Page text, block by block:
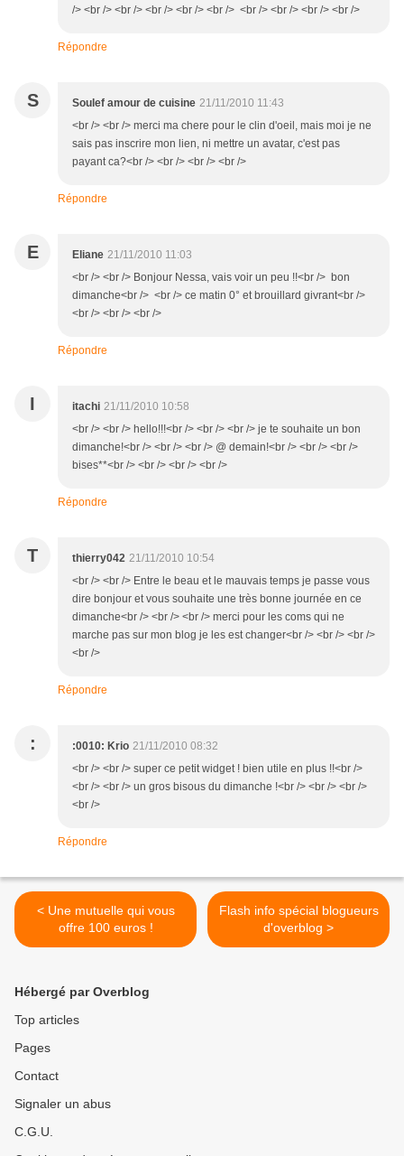
/> <br /> <br /> <br /> <br /> <br /> <br /> <br /> <br /> <br />
Répondre
S Soulef amour de cuisine 21/11/2010 11:43
<br /> <br /> merci ma chere pour le clin d'oeil, mais moi je ne
sais pas inscrire mon lien, ni mettre un avatar, c'est pas
payant ca?<br /> <br /> <br /> <br />
Répondre
E Eliane 21/11/2010 11:03
<br /> <br /> Bonjour Nessa, vais voir un peu !!<br /> bon
dimanche<br /> <br /> ce matin 0° et brouillard givrant<br />
<br /> <br /> <br />
Répondre
I itachi 21/11/2010 10:58
<br /> <br /> hello!!!<br /> <br /> <br /> je te souhaite un bon
dimanche!<br /> <br /> <br /> @ demain!<br /> <br /> <br />
bises**<br /> <br /> <br /> <br />
Répondre
T thierry042 21/11/2010 10:54
<br /> <br /> Entre le beau et le mauvais temps je passe vous
dire bonjour et vous souhaite une très bonne journée en ce
dimanche<br /> <br /> <br /> merci pour les coms qui ne
marche pas sur mon blog je les est changer<br /> <br /> <br />
<br />
Répondre
: :0010: Krio 21/11/2010 08:32
<br /> <br /> super ce petit widget ! bien utile en plus !!<br />
<br /> <br /> un gros bisous du dimanche !<br /> <br /> <br />
<br />
Répondre
< Une mutuelle qui vous
offre 100 euros !
Flash info spécial blogueurs
d'overblog >
Hébergé par Overblog
Top articles
Pages
Contact
Signaler un abus
C.G.U.